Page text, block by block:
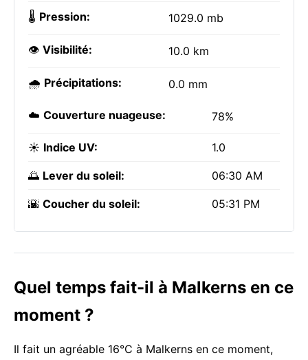
🌡️ Pression: 1029.0 mb
👁️ Visibilité: 10.0 km
🌧️ Précipitations: 0.0 mm
☁️ Couverture nuageuse: 78%
☀️ Indice UV: 1.0
🌅 Lever du soleil: 06:30 AM
🌇 Coucher du soleil: 05:31 PM
Quel temps fait-il à Malkerns en ce
moment ?
Il fait un agréable 16°C à Malkerns en ce moment,